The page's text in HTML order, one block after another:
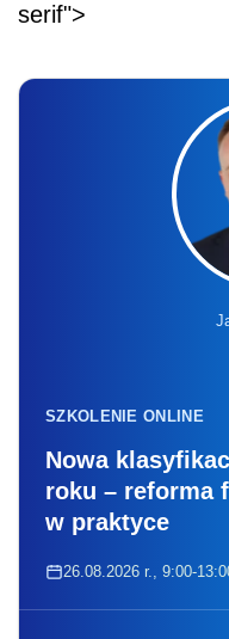
serif">
SZKOLENIE ONLINE
Nowa
roku – reforma
w praktyce
26.08.2026 r., 9:00-